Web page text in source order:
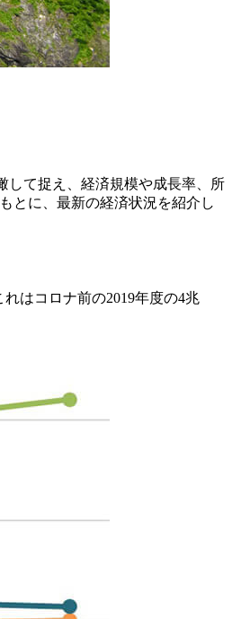
して捉え、経済規模や成長率、所
とに、最新の経済状況を紹介し
はコロナ前の2019年度の4兆